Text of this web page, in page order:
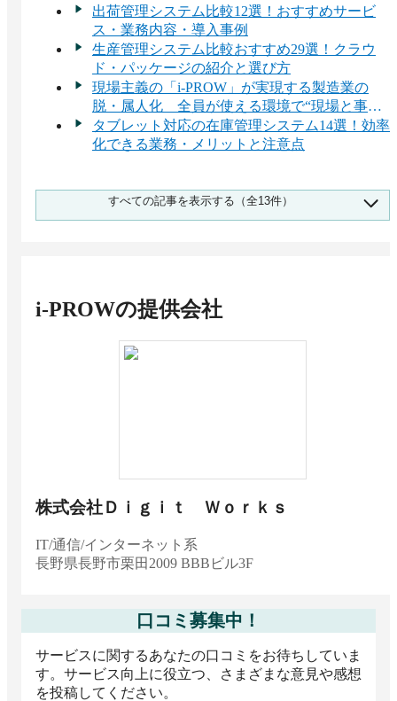
出荷管理システム比較12選！おすすめサービ
ス・業務内容・導入事例
生産管理システム比較おすすめ29選！クラウ
ド・パッケージの紹介と選び方
現場主義の「i-PROW」が実現する製造業の
脱・属人化 全員が使える環境で“現場と事務
の分断”を防ぐ [PR]
タブレット対応の在庫管理システム14選！効率
化できる業務・メリットと注意点
倉庫管理システムの費用相場と料金比較・おす
すめサービス
工程管理システム16選比較！使える機能・導入
メリット・選び方
倉庫管理システム比較！WMS導入のメリッ
ト・選び方・おすすめサービス
紹介！主な機能や選び方、導入メリット
すべての記事を表示する（全13件）
i-PROWの提供会社
株式会社Ｄｉｇｉｔ Ｗｏｒｋｓ
IT/通信/インターネット系
長野県長野市栗田2009 BBBビル3F
口コミ募集中！
サービスに関するあなたの口コミをお待ちしていま
す。サービス向上に役立つ、さまざまな意見や感想
を投稿してください。